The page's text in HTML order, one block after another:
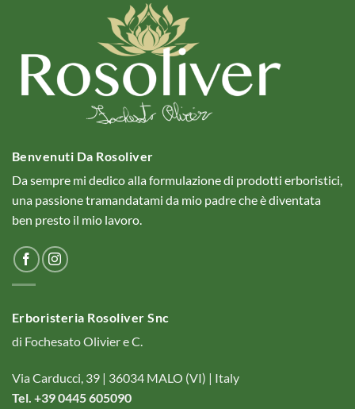
Benvenuti Da Rosoliver
Da sempre mi dedico alla formulazione di prodotti erboristici,
una passione tramandatami da mio padre che è diventata
ben presto il mio lavoro.
Erboristeria Rosoliver Snc
di Fochesato Olivier e C.
Via Carducci, 39 | 36034 MALO (VI) | Italy
Tel. +39 0445 605090